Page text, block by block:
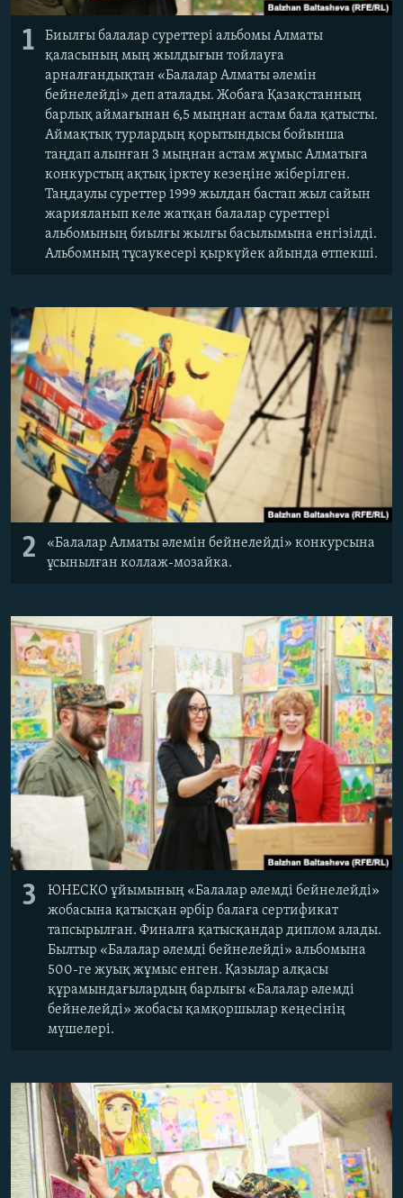
1
Биылғы балалар суреттері альбомы Алматы
қаласының мың жылдығын тойлауға
арналғандықтан «Балалар Алматы әлемін
бейнелейді» деп аталады. Жобаға Қазақстанның
барлық аймағынан 6,5 мыңнан астам бала қатысты.
Аймақтық турлардың қорытындысы бойынша
таңдап алынған 3 мыңнан астам жұмыс Алматыға
конкурстың ақтық ірктеу кезеңіне жіберілген.
Таңдаулы суреттер 1999 жылдан бастап жыл сайын
жарияланып келе жатқан балалар суреттері
альбомының биылғы жылғы басылымына енгізілді.
Альбомның тұсаукесері қыркүйек айында өтпекші.
2
«Балалар Алматы әлемін бейнелейді» конкурсына
ұсынылған коллаж-мозайка.
3
ЮНЕСКО ұйымының «Балалар әлемді бейнелейді»
жобасына қатысқан әрбір балаға сертификат
тапсырылған. Финалға қатысқандар диплом алады.
Былтыр «Балалар әлемді бейнелейді» альбомына
500-ге жуық жұмыс енген. Қазылар алқасы
құрамындағылардың барлығы «Балалар әлемді
бейнелейді» жобасы қамқоршылар кеңесінің
мүшелері.